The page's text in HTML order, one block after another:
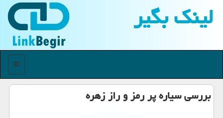
لینك بگیر
منو
بررسی سیاره پر رمز و راز زهره